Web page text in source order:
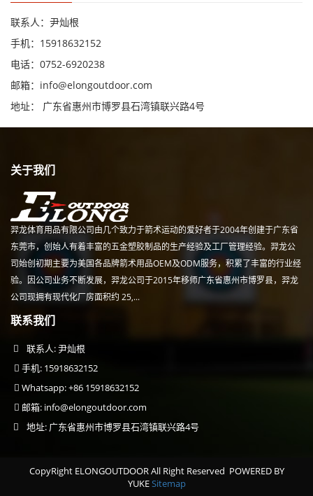
联系人：尹灿根
手机：15918632152
电话：0752-6920238
邮箱： info@elongoutdoor.com
地址： 广东省惠州市博罗县石湾镇联兴路4号
关于我们
羿龙体育用品有限公司由几个致力于箭术运动的爱好者于2004年创建于广东省
东莞市，创始人有着丰富的五金塑胶制品的生产经验及工厂管理经验。羿龙公
司始创初期主要为美国各品牌箭术用品OEM及ODM服务，积累了丰富的行业经
验。因公司业务不断发展，羿龙公司于2015年移师广东省惠州市博罗县，羿龙
公司现拥有现代化厂房面积约 25,...
联系我们
联系人: 尹灿根
手机: 15918632152
Whatsapp: +86 15918632152
邮箱: info@elongoutdoor.com
地址: 广东省惠州市博罗县石湾镇联兴路4号
CopyRight ELONGOUTDOOR All Right Reserved POWERED BY
YUKESitemap